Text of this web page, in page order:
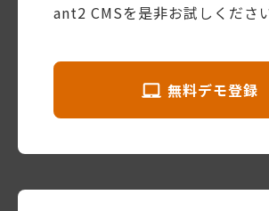
ant2 CMSを是非お試しください
無料デモ登録